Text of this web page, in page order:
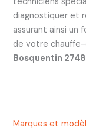
diagnostiquer et
assurant ainsi un
de votre chauffe-
Bosquentin
Marques et